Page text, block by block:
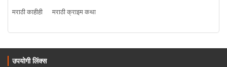
मराठी काहीही
मराठी क्राइम कथा
उपयोगी लिंक्स